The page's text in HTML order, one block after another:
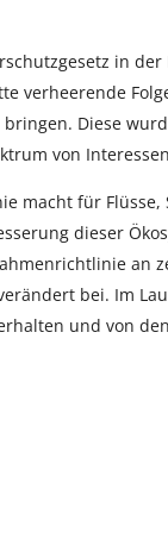
in der
verheerende
Diese
von
macht für
dieser
an
bei. Im
und von